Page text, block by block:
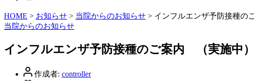
HOME > お知らせ > 当院からのお知らせ > インフルエンザ予防接種の
カ
ゴ
リ
当院からのお知らせ
インフルエンザ予防接種のご案内 （実施中）
投 作成者: controller